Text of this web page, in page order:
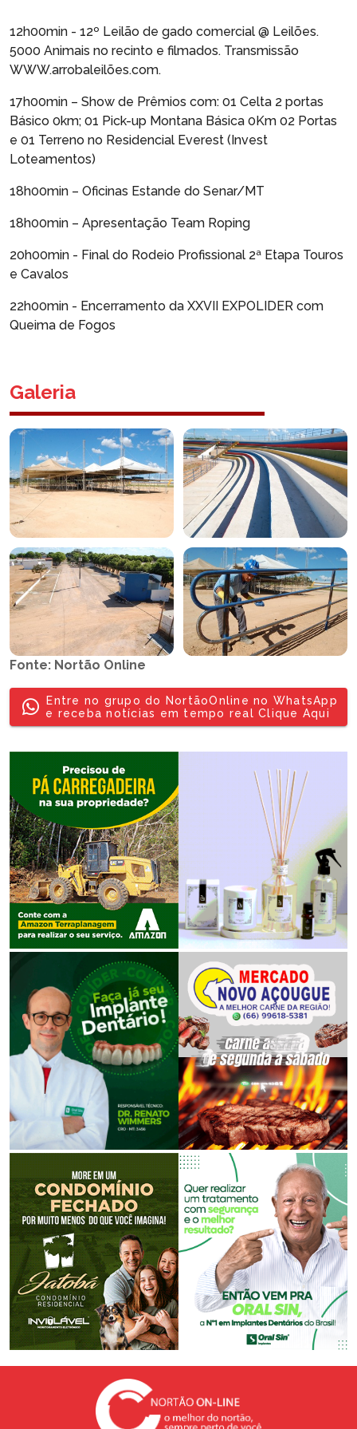
12h00min - 12º Leilão de gado comercial @ Leilões.
5000 Animais no recinto e filmados. Transmissão
WWW.arrobaleilões.com.
17h00min – Show de Prêmios com: 01 Celta 2 portas
Básico 0km; 01 Pick-up Montana Básica 0Km 02 Portas
e 01 Terreno no Residencial Everest (Invest
Loteamentos)
18h00min – Oficinas Estande do Senar/MT
18h00min – Apresentação Team Roping
20h00min - Final do Rodeio Profissional 2ª Etapa Touros
e Cavalos
22h00min - Encerramento da XXVII EXPOLIDER com
Queima de Fogos
Galeria
Fonte: Nortão Online
Entre no grupo do NortãoOnline no WhatsApp
e receba notícias em tempo real Clique Aqui